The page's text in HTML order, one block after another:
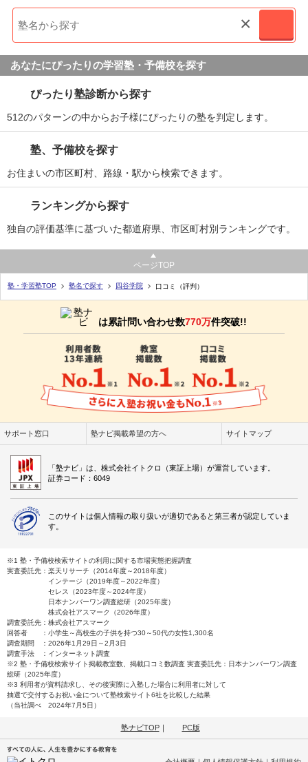
福岡天神校の教室情報を見る
総合評価
大学受験のために選んだので合格出来かどうかで評価は変わ
利用内容
通っていた学校 公立高校
通塾頻度 週5日以上
1日あたりの授業時間 1～2時間
成績/偏差値変化 UP
成績/偏差値推移 入塾時:平均よりやや下→入塾後:平均
塾の雰囲気
平均
口コミ投稿者ID:2720707
不適切な口コミを報告する
西宮北口校の教室情報を見る
くださいますし、自習時間も十分とってくださいました。
宿題
宿題の量は適度ですが、小テストがあるので、暗記したり計
算する量はかなりありました。難易度はさほど難しくないの
で、考え方を定着させるには良いです。
模擬試験の申し込みや日程調整をしました。55段階テストが
達成できるようにフォローして、達成した時にお祝いしまし
た。
良いところや要望
べて、個別の進路指導を丁寧に何度もしてくださいました。
高校2年から始めたので、55段階テストが終わるくらいで入
試本番になってしまいました。あと1年早く始めていれば、
演習など積めてより上位の大学を狙えたと思います。
利用内容
通っていた学校 私立高校（難関校）
通塾の目的 大学受験
通塾頻度 週4日
成績/偏差値変化 UP
成績/偏差値推移 入塾時: 平均
塾の雰囲気
自由 平均 厳しい
柏校の教室情報を見る
×
あなたにぴったりの学習塾・予備校を探す
ぴったり塾診断から探す
512のパターンの中からお子様にぴったりの塾を判定します。
塾、予備校を探す
お住まいの市区町村、路線・駅から検索できます。
ランキングから探す
独自の評価基準に基づいた都道府県、市区町村別ランキングです。
ページTOP
塾・学習塾TOP 塾名で探す 四谷学院 口コミ（評判）
は累計問い合わせ数770万件突破!!
サポート窓口 塾ナビ掲載希望の方へ サイトマップ
「塾ナビ」は、株式会社イトクロ（東証上場）が運営しています。
証券コード：6049
このサイトは個人情報の取り扱いが適切であると第三者が認定していま
す。
※1 塾・予備校検索サイトの利用に関する市場実態把握調査
実査委託先：楽天リサーチ（2014年度～2018年度）
インテージ（2019年度～2022年度）
セレス（2023年度～2024年度）
日本ナンバーワン調査総研（2025年度）
株式会社アスマーク（2026年度）
調査委託先：株式会社アスマーク
回答者 ：小学生～高校生の子供を持つ30～50代の女性1,300名
調査期間 ：2026年1月29日～2月3日
調査手法 ：インターネット調査
※2 塾・予備校検索サイト掲載教室数、掲載口コミ数調査 実査委託先：日本ナンバーワン調査
総研（2025年度）
※3 利用者が資料請求し、その後実際に入塾した場合に利用者に対して
抽選で交付するお祝い金について塾検索サイト6社を比較した結果
（当社調べ 2024年7月5日）
塾ナビTOP｜ PC版